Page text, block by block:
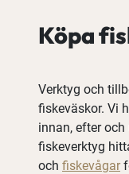
Köpa
Verktyg och
fiskeväskor. Vi
innan, efter
fiskeverktyg
och fiskevågar